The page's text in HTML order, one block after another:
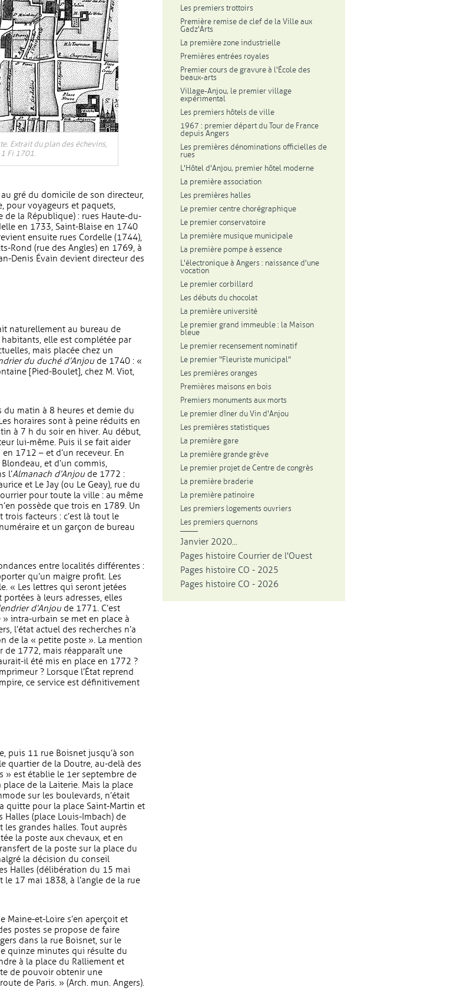
Extrait du plan des échevins,
Fi 1701.
gré du domicile de son directeur,
pour voyageurs et paquets,
de la République) : rues Haute-du-
en 1733, Saint-Blaise en 1740
ensuite rues Cordelle (1744),
Rond (rue des Angles) en 1769, à
Denis Évain devient directeur des
naturellement au bureau de
elle est complétée par
mais placée chez un
du duché d’Anjou de 1740 : «
[Pied-Boulet], chez M. Viot,
du matin à 8 heures et demie du
horaires sont à peine réduits en
à 7 h du soir en hiver. Au début,
lui-même. Puis il se fait aider
1712 – et d’un receveur. En
et d’un commis,
l’Almanach d’Anjou de 1772 :
et Le Jay (ou Le Geay), rue du
pour toute la ville : au même
possède que trois en 1789. Un
facteurs : c’est là tout le
et un garçon de bureau
entre localités différentes :
qu’un maigre profit. Les
« Les lettres qui seront jetées
à leurs adresses, elles
d’Anjou de 1771. C’est
intra-urbain se met en place à
l’état actuel des recherches n’a
de la « petite poste ». La mention
de 1772, mais réapparaît une
il été mis en place en 1772 ?
? Lorsque l’État reprend
ce service est définitivement
puis 11 rue Boisnet jusqu’à son
quartier de la Doutre, au-delà des
» est établie le 1er septembre de
place de la Laiterie. Mais la place
sur les boulevards, n’était
quitte pour la place Saint-Martin et
Halles (place Louis-Imbach) de
grandes halles. Tout auprès
la poste aux chevaux, et en
de la poste sur la place du
la décision du conseil
Halles (délibération du 15 mai
17 mai 1838, à l’angle de la rue
Maine-et-Loire s’en aperçoit et
postes se propose de faire
dans la rue Boisnet, sur le
quinze minutes qui résulte du
à la place du Ralliement et
de pouvoir obtenir une
de Paris. » (Arch. mun. Angers).
Les premiers trottoirs
Première remise de clef de la Ville aux
Gadz'Arts
La première zone industrielle
Premières entrées royales
Premier cours de gravure à l'École des
beaux-arts
Village-Anjou, le premier village
expérimental
Les premiers hôtels de ville
1967 : premier départ du Tour de France
depuis Angers
Les premières dénominations officielles de
rues
L'Hôtel d'Anjou, premier hôtel moderne
La première association
Les premières halles
Le premier centre chorégraphique
Le premier conservatoire
La première musique municipale
La première pompe à essence
L'électronique à Angers : naissance d'une
vocation
Le premier corbillard
Les débuts du chocolat
La première université
Le premier grand immeuble : la Maison
bleue
Le premier recensement nominatif
Le premier "Fleuriste municipal"
Les premières oranges
Premières maisons en bois
Premiers monuments aux morts
Le premier dîner du Vin d'Anjou
Les premières statistiques
La première gare
La première grande grève
Le premier projet de Centre de congrès
La première braderie
La première patinoire
Les premiers logements ouvriers
Les premiers quernons
Janvier 2020...
Pages histoire Courrier de l'Ouest
Pages histoire CO - 2025
Pages histoire CO - 2026